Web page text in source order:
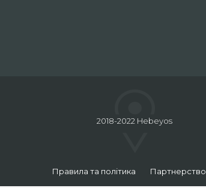
2018-2022 Hebeyos
Правила та політика Партнерство